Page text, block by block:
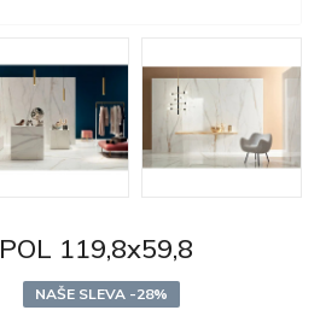
119,8x59,8
NAŠE SLEVA -28%